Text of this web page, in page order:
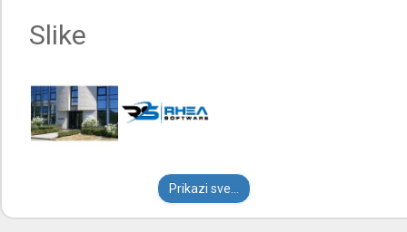
Slike
Prikazi sve...